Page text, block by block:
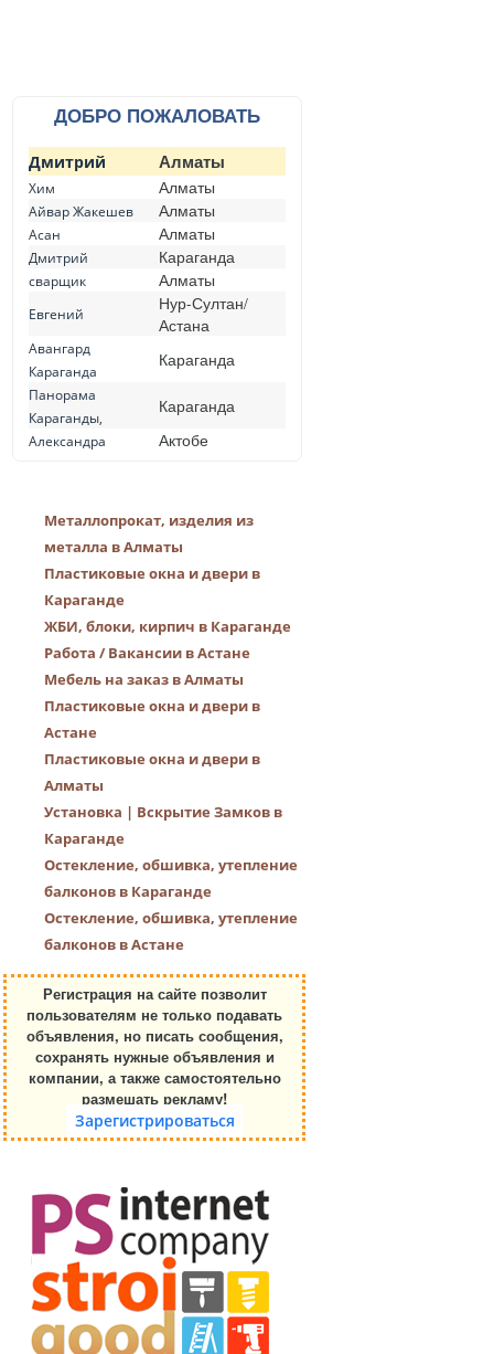
ДОБРО ПОЖАЛОВАТЬ
Дмитрий Алматы
Хим Алматы
Айвар Жакешев Алматы
Асан Алматы
Дмитрий Караганда
сварщик Алматы
Евгений
Нур-Султан/
Астана
Авангард
Караганда
Караганда
Панорама
Караганды,
Караганда
Александра Актобе
Металлопрокат, изделия из
металла в Алматы
Пластиковые окна и двери в
Караганде
ЖБИ, блоки, кирпич в Караганде
Работа / Вакансии в Астане
Мебель на заказ в Алматы
Пластиковые окна и двери в
Астане
Пластиковые окна и двери в
Алматы
Установка | Вскрытие Замков в
Караганде
Остекление, обшивка, утепление
балконов в Караганде
Остекление, обшивка, утепление
балконов в Астане
Регистрация на сайте позволит
пользователям не только подавать
объявления, но писать сообщения,
сохранять нужные объявления и
компании, а также самостоятельно
размешать рекламу!
Зарегистрироваться